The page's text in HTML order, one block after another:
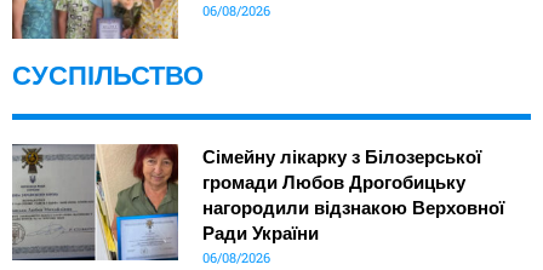
06/08/2026
СУСПІЛЬСТВО
Сімейну лікарку з Білозерської
громади Любов Дрогобицьку
нагородили відзнакою Верховної
Ради України
06/08/2026